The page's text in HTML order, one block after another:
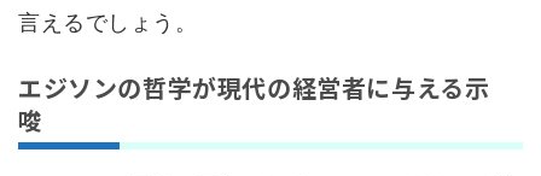
言えるでしょう。
エジソンの哲学が現代の経営者に与える示
唆